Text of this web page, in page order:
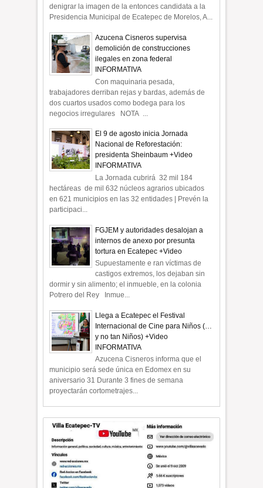
denigrar la imagen de la entonces candidata a la
Presidencia Municipal de Ecatepec de Morelos, A...
Azucena Cisneros supervisa
demolición de construcciones
ilegales en zona federal
INFORMATIVA
Con maquinaria pesada,
trabajadores derriban rejas y bardas, además de
dos cuartos usados como bodega para los
negocios irregulares NOTA ...
El 9 de agosto inicia Jornada
Nacional de Reforestación:
presidenta Sheinbaum +Video
INFORMATIVA
La Jornada cubrirá 32 mil 184
hectáreas de mil 632 núcleos agrarios ubicados
en 621 municipios en las 32 entidades | Prevén la
participaci...
FGJEM y autoridades desalojan a
internos de anexo por presunta
tortura en Ecatepec +Video
Supuestamente e ran víctimas de
castigos extremos, los dejaban sin
dormir y sin alimento; el inmueble, en la colonia
Potrero del Rey Inmue...
Llega a Ecatepec el Festival
Internacional de Cine para Niños (…
y no tan Niños) +Video
INFORMATIVA
Azucena Cisneros informa que el
municipio será sede única en Edomex en su
aniversario 31 Durante 3 fines de semana
proyectarán cortometrajes...